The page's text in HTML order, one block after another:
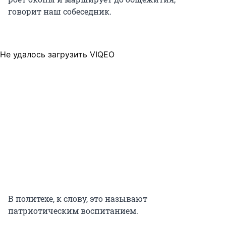
говорит наш собеседник.
Не удалось загрузить VIQEO
В политехе, к слову, это называют
патриотическим воспитанием.